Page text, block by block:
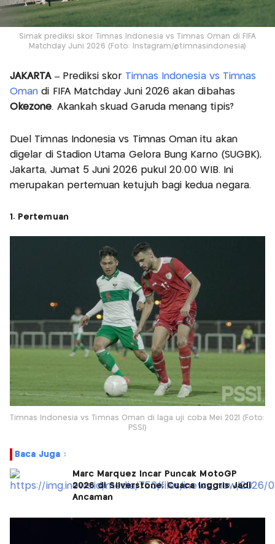
Simak prediksi skor Timnas Indonesia vs Timnas Oman di FIFA
Matchday Juni 2026 (Foto: Instagram/@timnasindonesia)
JAKARTA – Prediksi skor Timnas Indonesia vs Timnas
Omandi FIFA Matchday Juni 2026 akan dibahas
Okezone. Akankah skuad Garuda menang tipis?
Duel Timnas Indonesia vs Timnas Oman itu akan
digelar di Stadion Utama Gelora Bung Karno (SUGBK),
Jakarta, Jumat 5 Juni 2026 pukul 20.00 WIB. Ini
merupakan pertemuan ketujuh bagi kedua negara.
1. Pertemuan
Timnas Indonesia vs Timnas Oman di laga uji coba Mei 2021 (Foto:
PSSI)
Baca Juga :
Marc Marquez Incar Puncak MotoGP
2026 di Silverstone, Cuaca Inggris Jadi
Ancaman